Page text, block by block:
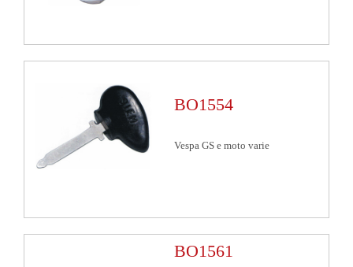
BO1554
Vespa GS e moto varie
BO1561